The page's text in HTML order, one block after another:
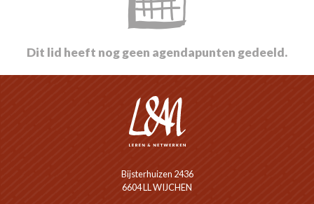
Dit lid heeft nog geen agendapunten gedeeld.
Bijsterhuizen 2436
6604 LL WIJCHEN